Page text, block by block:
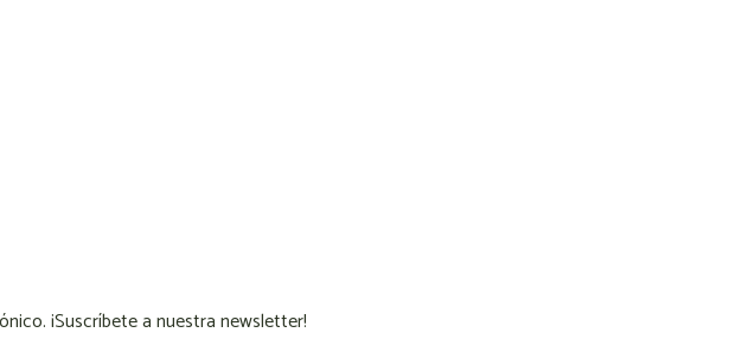
¡Suscríbete a nuestra newsletter!